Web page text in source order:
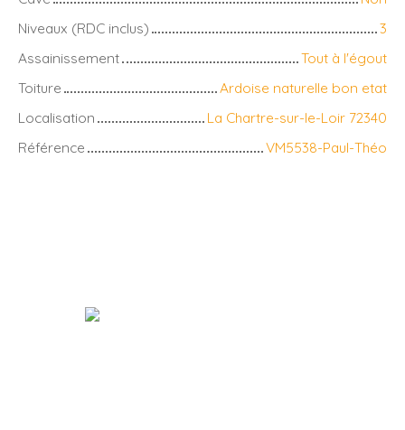
Niveaux (RDC inclus)
3
Assainissement
Tout à l'égout
Toiture
Ardoise naturelle bon etat
Localisation
La Chartre-sur-le-Loir 72340
Référence
VM5538-Paul-Théo